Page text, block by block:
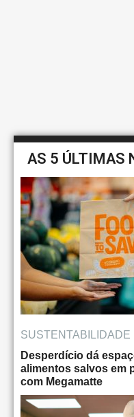
AS 5 ÚLTIMAS
SUSTENTABILIDADE
Desperdício dá
alimentos salvos em
com Megamatte